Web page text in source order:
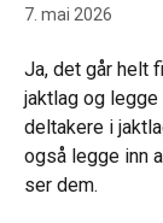
7. mai 2026
Ja, det går helt
jaktlag og legge
deltakere i
også legge inn
ser dem.